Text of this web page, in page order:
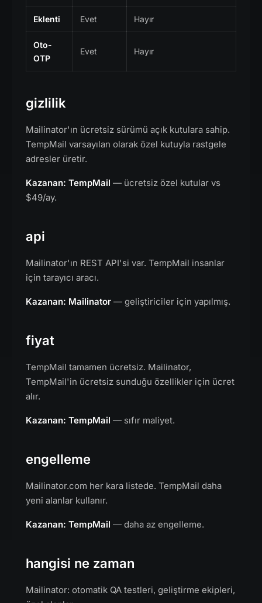
Eklenti Evet Hayır
Oto-
OTP
Evet Hayır
gizlilik
Mailinator'ın ücretsiz sürümü açık kutulara sahip.
TempMail varsayılan olarak özel kutuyla rastgele
adresler üretir.
Kazanan: TempMail — ücretsiz özel kutular vs
$49/ay.
api
Mailinator'ın REST API'si var. TempMail insanlar
için tarayıcı aracı.
Kazanan: Mailinator — geliştiriciler için yapılmış.
fiyat
TempMail tamamen ücretsiz. Mailinator,
TempMail'in ücretsiz sunduğu özellikler için ücret
alır.
Kazanan: TempMail — sıfır maliyet.
engelleme
Mailinator.com her kara listede. TempMail daha
yeni alanlar kullanır.
Kazanan: TempMail — daha az engelleme.
hangisi ne zaman
Mailinator: otomatik QA testleri, geliştirme ekipleri,